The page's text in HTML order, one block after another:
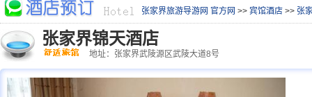
张家界旅游导游网 官方网 >> 宾馆酒店 >> 张
张家界锦天酒店
地址：张家界武陵源区武陵大道8号